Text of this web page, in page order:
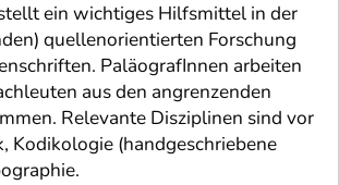
ein wichtiges Hilfsmittel in der
quellenorientierten Forschung
PaläografInnen arbeiten
aus den angrenzenden
Relevante Disziplinen sind vor
Kodikologie (handgeschriebene